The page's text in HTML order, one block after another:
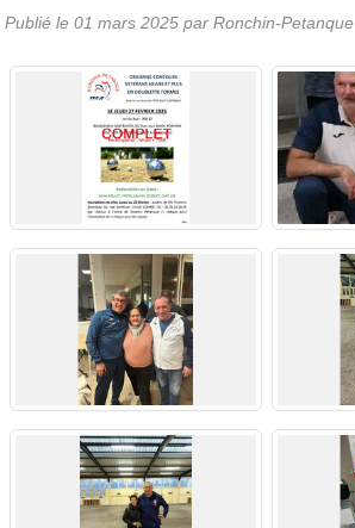
Publié le 01 mars 2025 par Ronchin-Petanque